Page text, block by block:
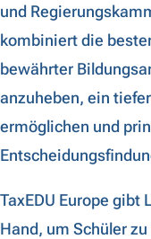
und
kombiniert die
bewährter
anzuheben, ein
ermöglichen und
TaxEDU Europe gibt
Hand, um Schüler